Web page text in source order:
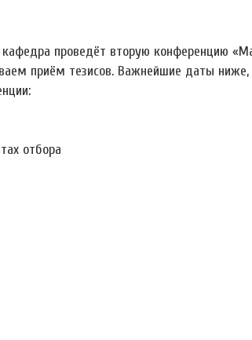
проведёт вторую конференцию
приём тезисов. Важнейшие даты ниже,
отбора